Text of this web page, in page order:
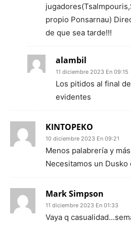
propio Ponsarnau)
de que sea tarde!!!
alambil
11 diciembre 2023 En 09:15
Los pitidos al final
evidentes
KINTOPEKO
10 diciembre 2023 En 09:21
Menos palabrería y
Necesitamos un Dusko
Mark Simpson
11 diciembre 2023 En 01:33
Vaya q